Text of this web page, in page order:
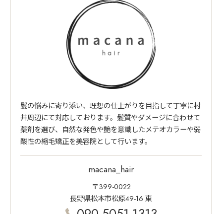
髪の悩みに寄り添い、理想の仕上がりを目指して丁寧に村
井周辺にて対応しております。髪質やダメージに合わせて
薬剤を選び、自然な発色や艶を意識したメテオカラーや弱
酸性の縮毛矯正を美容院として行います。
macana_hair
〒399-0022
長野県松本市松原49-16 東